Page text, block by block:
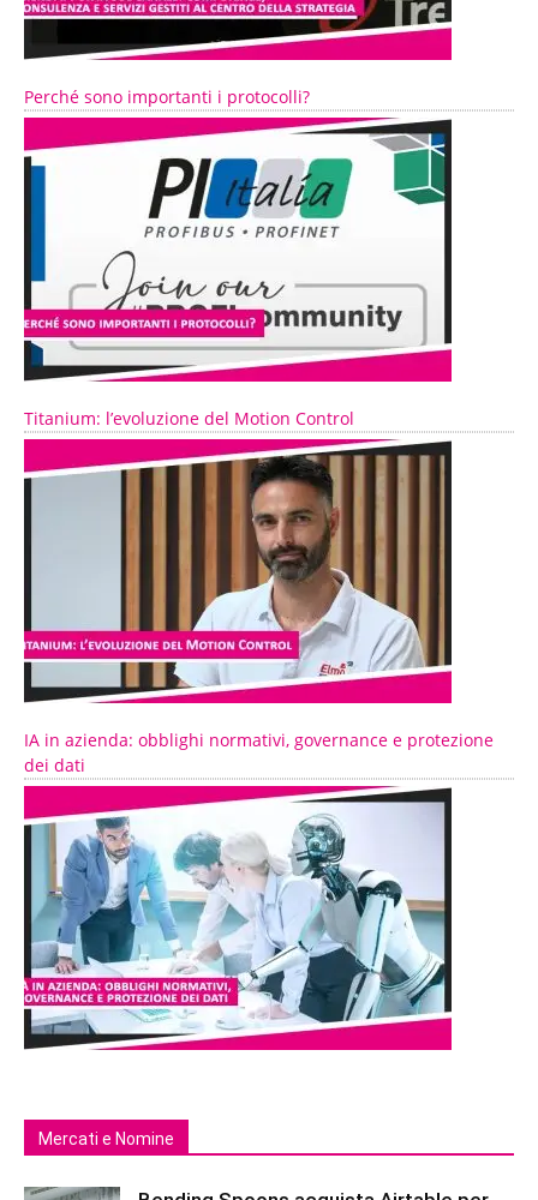
Perché sono importanti i protocolli?
Titanium: l’evoluzione del Motion Control
IA in azienda: obblighi normativi, governance e protezione
dei dati
Mercati e Nomine